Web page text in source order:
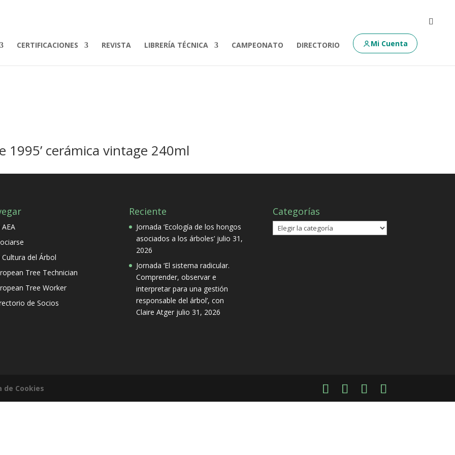
CERTIFICACIONES REVISTA LIBRERÍA TÉCNICA CAMPEONATO DIRECTORIO Mi Cuenta
1995’ cerámica vintage 240ml
AEA
Cultura del Árbol
Tree Technician
Tree Worker
de Socios
Reciente
Jornada ‘Ecología de los hongos
asociados a los árboles’ julio 31,
2026
Jornada ‘El sistema radicular.
Comprender, observar e
interpretar para una gestión
responsable del árbol’, con
Claire Atger julio 31, 2026
Categorías
Categorías
de Cookies